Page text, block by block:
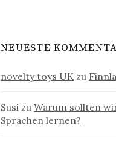
NEUESTE
novelty toys UK zu
Susi zuWarum sollten
Sprachen lernen?